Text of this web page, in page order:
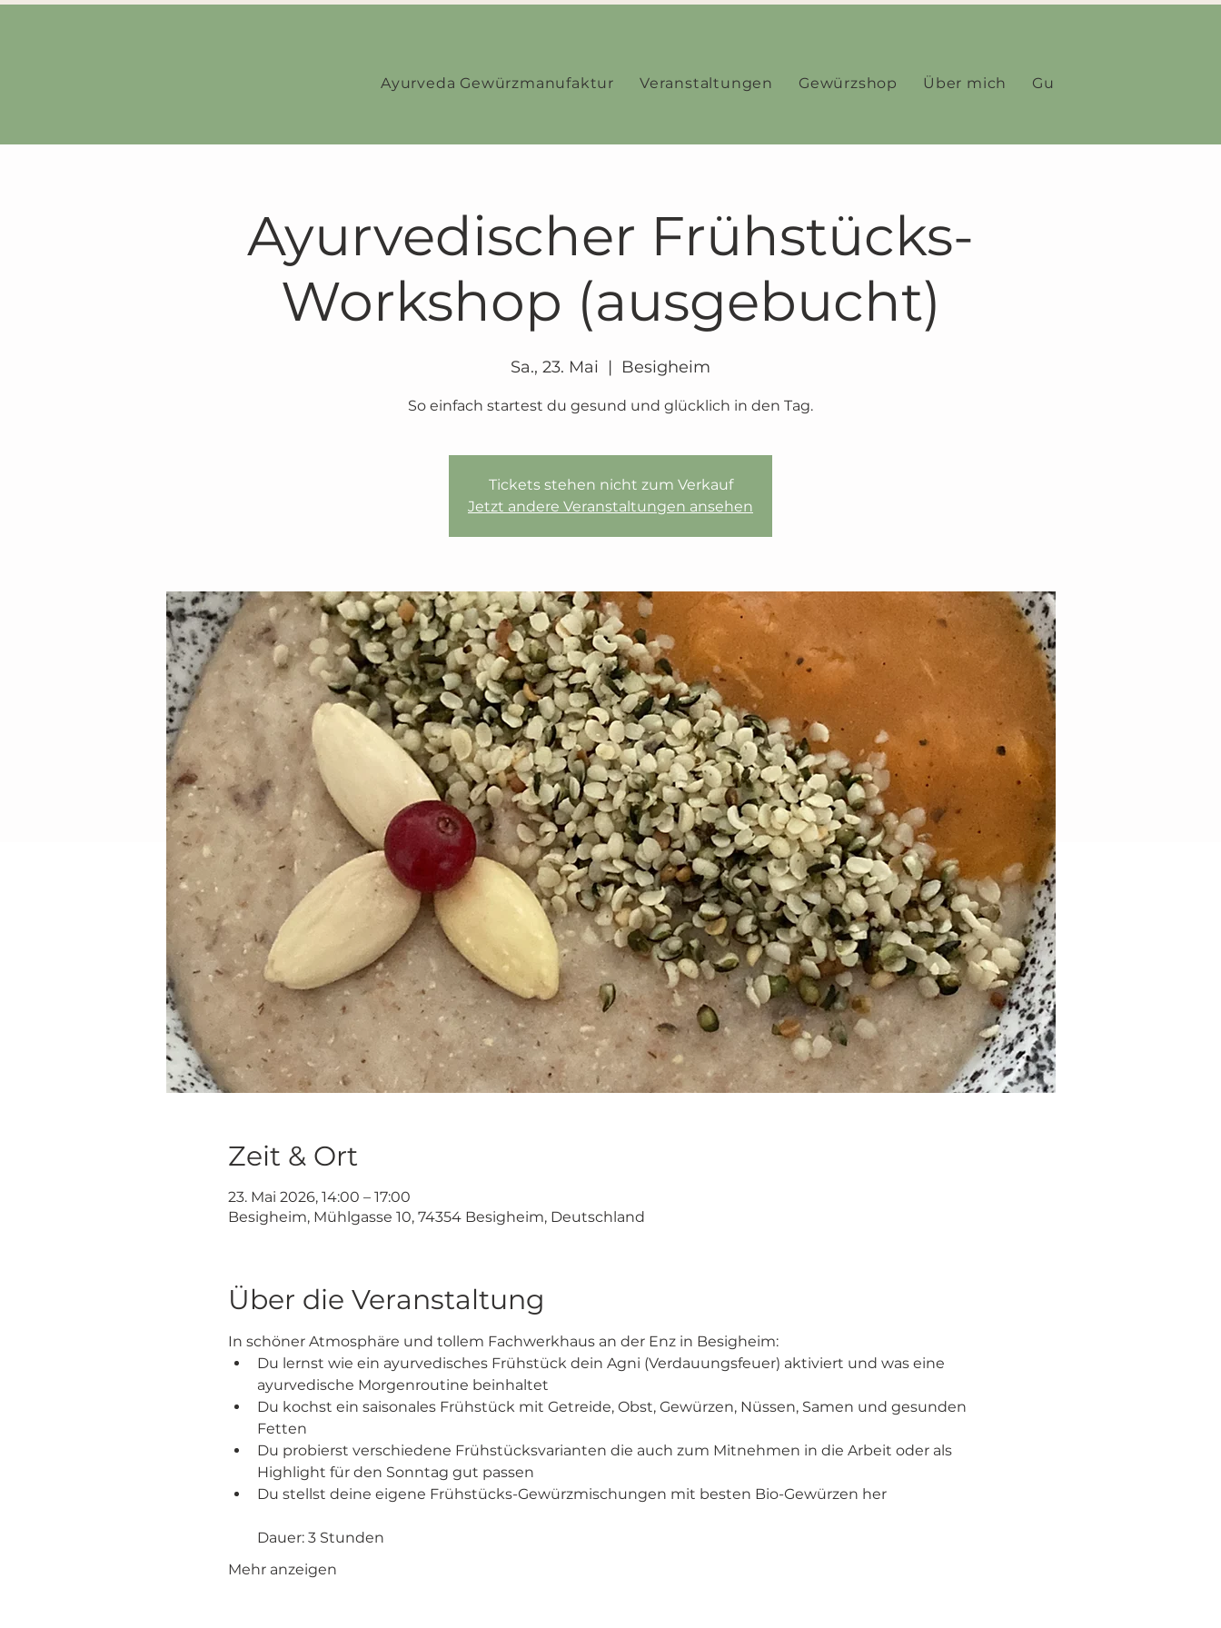
Ayurveda Gewürzmanufaktur Veranstaltungen Gewürzshop Über mich Gutscheine
Ayurvedischer Frühstücks-
Workshop (ausgebucht)
Sa., 23. Mai
  |
Besigheim
So einfach startest du gesund und glücklich in den Tag.
Tickets stehen nicht zum Verkauf
Jetzt andere Veranstaltungen ansehen
Zeit & Ort
23. Mai 2026, 14:00 – 17:00
Besigheim, Mühlgasse 10, 74354 Besigheim, Deutschland
Über die Veranstaltung
In schöner Atmosphäre und tollem Fachwerkhaus an der Enz in Besigheim:
Du lernst wie ein ayurvedisches Frühstück dein Agni (Verdauungsfeuer) aktiviert und was eine
ayurvedische Morgenroutine beinhaltet
Du kochst ein saisonales Frühstück mit Getreide, Obst, Gewürzen, Nüssen, Samen und gesunden
Fetten
Du probierst verschiedene Frühstücksvarianten die auch zum Mitnehmen in die Arbeit oder als
Highlight für den Sonntag gut passen
Du stellst deine eigene Frühstücks-Gewürzmischungen mit besten Bio-Gewürzen her
Dauer: 3 Stunden
Mehr anzeigen